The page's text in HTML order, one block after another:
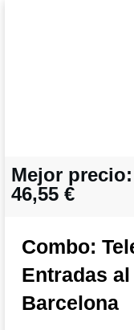
Mejor precio:
46,55 €
Combo:
Entradas
Barcelona